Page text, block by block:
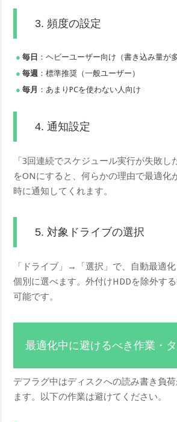
3. 頻度の設定
毎日 ：ヘビーユーザー向け（書き込み量が多
毎週 ：標準推奨（一般ユーザー）
毎月 ：あまりPCを使わない人向け
4. 通知設定
「3回連続でスケジュール実行が失敗し
をONにすると、何らかの理由で最適化
時に通知してくれます。
5. 対象ドライブの選択
「ドライブ」→「選択」で、自動最適
個別に選べます。外付けHDDを除外す
可能です。
最適化中に避けるべき作業・
デフラグ中はディスクへの読み書き負
ます。以下の作業は避けてください。